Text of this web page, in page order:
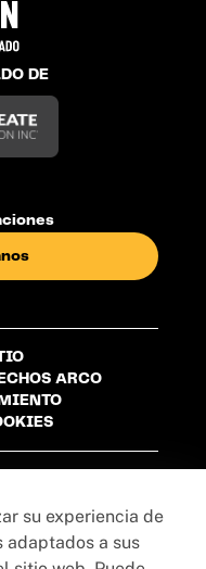
DE
ARCO
su experiencia de
adaptados a sus